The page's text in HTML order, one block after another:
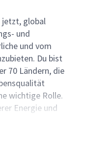
jetzt, global
und
und vom
Du bist
70 Ländern, die
wichtige Rolle.
Energie und
und zusammen